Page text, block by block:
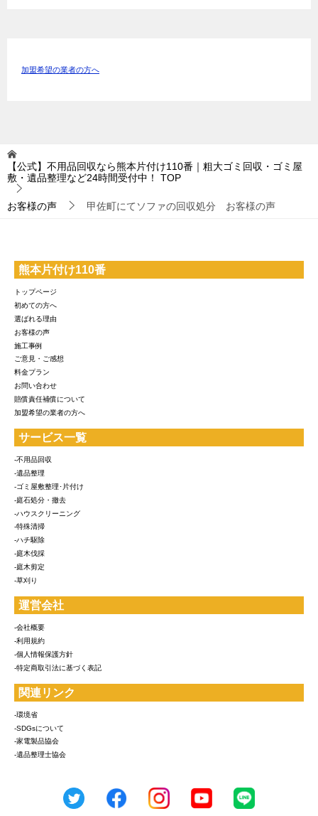
加盟希望の業者の方へ
【公式】不用品回収なら熊本片付け110番｜粗大ゴミ回収・ゴミ屋
敷・遺品整理など24時間受付中！
TOP
お客様の声 甲佐町にてソファの回収処分 お客様の声
熊本片付け110番
トップページ
初めての方へ
選ばれる理由
お客様の声
施工事例
ご意見・ご感想
料金プラン
お問い合わせ
賠償責任補償について
加盟希望の業者の方へ
サービス一覧
-不用品回収
-遺品整理
-ゴミ屋敷整理･片付け
-庭石処分・撤去
-ハウスクリーニング
-特殊清掃
-ハチ駆除
-庭木伐採
-庭木剪定
-草刈り
運営会社
-会社概要
-利用規約
-個人情報保護方針
-特定商取引法に基づく表記
関連リンク
-環境省
-SDGsについて
-家電製品協会
-遺品整理士協会